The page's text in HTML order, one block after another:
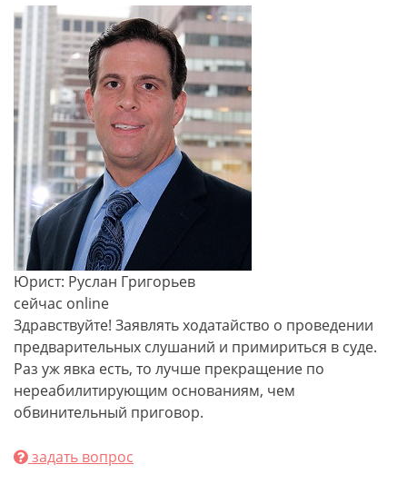
Юрист: Руслан Григорьев
сейчас online
Здравствуйте! Заявлять ходатайство о проведении
предварительных слушаний и примириться в суде.
Раз уж явка есть, то лучше прекращение по
нереабилитирующим основаниям, чем
обвинительный приговор.
задать вопрос